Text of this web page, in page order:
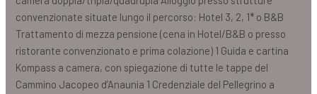
convenzionate situate lungo il percorso: Hotel 3, 2, 1* o B&B
Trattamento di mezza pensione (cena in Hotel/B&B o presso
ristorante convenzionato e prima colazione) 1 Guida e cartina
Kompass a camera, con spiegazione di tutte le tappe del
Cammino Jacopeo d’Anaunia 1 Credenziale del Pellegrino a